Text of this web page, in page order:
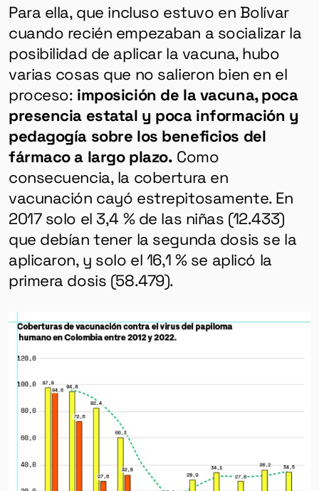
Para ella, que incluso estuvo en Bolívar
cuando recién empezaban a socializar la
posibilidad de aplicar la vacuna, hubo
varias cosas que no salieron bien en el
proceso: imposición de la vacuna, poca
presencia estatal y poca información y
pedagogía sobre los beneficios del
fármaco a largo plazo. Como
consecuencia, la cobertura en
vacunación cayó estrepitosamente. En
2017 solo el 3,4 % de las niñas (12.433)
que debían tener la segunda dosis se la
aplicaron, y solo el 16,1 % se aplicó la
primera dosis (58.479).